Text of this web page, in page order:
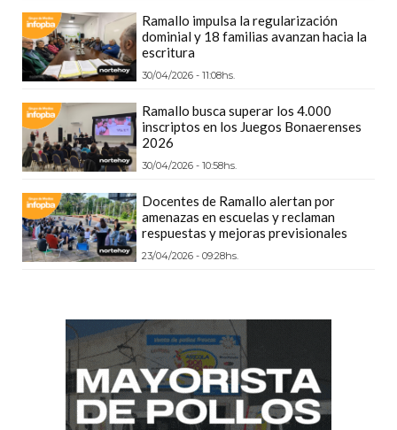
DEPORTIVOS
EN
PERGAMINO:
LOS
MEJORES
PRECIOS
WHEY
PROTEIN
EN
PERGAMINO:
DÓNDE
GIMNASIO
PERGAMINO
Ramallo impulsa la regularización
dominial y 18 familias avanzan hacia la
escritura
30/04/2026 - 11:08hs.
Ramallo busca superar los 4.000
inscriptos en los Juegos Bonaerenses
2026
30/04/2026 - 10:58hs.
Docentes de Ramallo alertan por
amenazas en escuelas y reclaman
respuestas y mejoras previsionales
23/04/2026 - 09:28hs.